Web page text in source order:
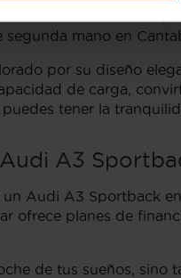
año de fabricación,
mano en
por su diseño
de carga,
tener la
A3
Audi A3 Sportback
ofrece planes de
de tus sueños,